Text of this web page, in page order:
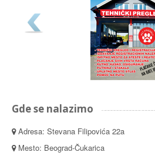
Gde se nalazimo
Adresa: Stevana Filipovića 22a
Mesto: Beograd-Čukarica